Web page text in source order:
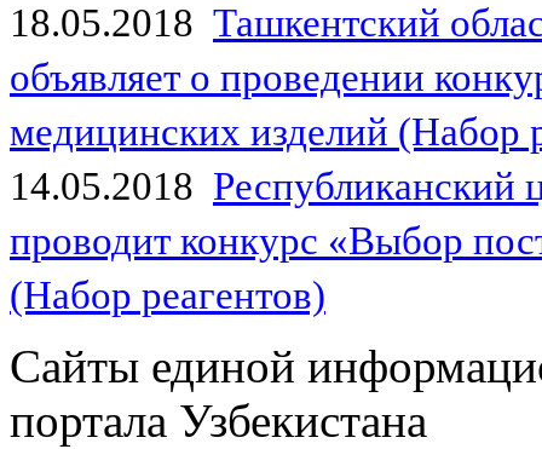
18.05.2018 Ташкентский
объявляет о проведении
медицинских изделий (Набор
14.05.2018
проводит конкурс «Выбор
(Набор реагентов)
Сайты единой
портала Узбекистана